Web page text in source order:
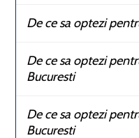
De ce sa optezi
De ce sa optezi
Bucuresti
De ce sa optezi
Bucuresti